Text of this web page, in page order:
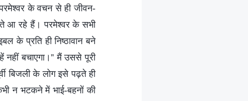
के वचन से ही जीवन-
आ रहे हैं। परमेश्वर के सभी
के प्रति ही निष्ठावान बने
बचाएगा।” मैं उससे पूरी
बिजली के लोग इसे पढ़ते ही
न भटकने में भाई-बहनों की